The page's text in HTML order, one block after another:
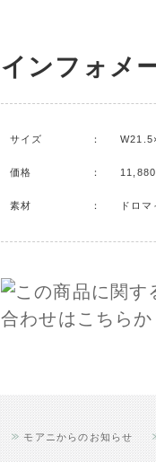
インフォメ
サイズ ：
価格 ：
素材 ： ドロ
モアニからのお知らせ